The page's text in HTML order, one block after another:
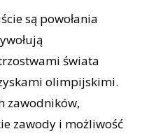
są powołania
świata
olimpijskimi.
zawodników,
zawody i możliwość